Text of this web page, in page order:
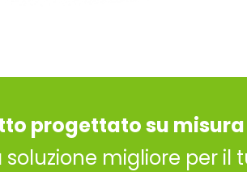
progettato su misura
soluzione migliore per il